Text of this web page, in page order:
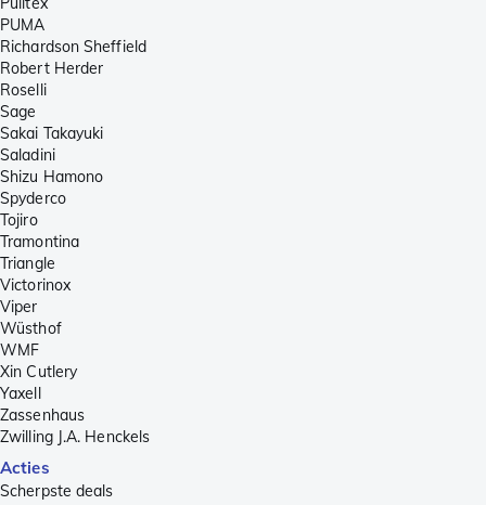
PUMA
Richardson Sheffield
Robert Herder
Roselli
Sage
Sakai Takayuki
Saladini
Shizu Hamono
Spyderco
Tojiro
Tramontina
Triangle
Victorinox
Viper
Wüsthof
WMF
Xin Cutlery
Yaxell
Zassenhaus
Zwilling J.A. Henckels
Acties
Scherpste deals